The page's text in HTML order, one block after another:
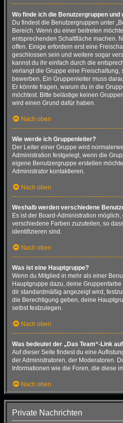
Wo finde ich die Benutzergruppen und
Du findest die Benutzergruppen unter
Bereich. Wenn du einer beitreten
entsprechenden Schaltfläche machen.
offen. Einige erfordern erst eine
geschlossen sein und weitere sogar
kannst du ihr einfach durch die
verlangt die Gruppe eine Freischaltung,
bewerben. Ein Gruppenleiter muss
Er könnte fragen, warum du in die
möchtest. Bitte belästige keinen
wird einen Grund dafür haben.
Nach oben
Wie werde ich Gruppenleiter?
Der Leiter einer Gruppe wird
Administration festgelegt, wenn die
eigene Benutzergruppe erstellen
Administrator kontaktieren.
Nach oben
Weshalb werden verschiedene
Es ist der Board-Administration
verschiedene Farben zuzuteilen, so
identifizieren sind.
Nach oben
Was ist eine Hauptgruppe?
Wenn du Mitglied in mehr als einer
Hauptgruppe dazu, deine
dir standardmäßig angezeigt wird,
die Berechtigung geben, deine
selbst festzulegen.
Nach oben
Was bedeutet der „Das Team“-Link
Auf dieser Seite findest du eine
der Administratoren, der Moderatoren.
Informationen wie die Foren, die diese
Nach oben
Private Nachrichten